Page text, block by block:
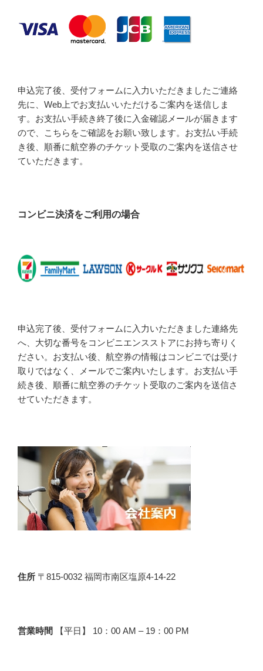
申込完了後、受付フォームに入力いただきましたご連絡
先に、Web上でお支払いいただけるご案内を送信しま
す。お支払い手続き終了後に入金確認メールが届きます
ので、こちらをご確認をお願い致します。お支払い手続
き後、順番に航空券のチケット受取のご案内を送信させ
ていただきます。
コンビニ決済をご利用の場合
申込完了後、受付フォームに入力いただきました連絡先
へ、大切な番号をコンビニエンスストアにお持ち寄りく
ださい。お支払い後、航空券の情報はコンビニでは受け
取りではなく、メールでご案内いたします。お支払い手
続き後、順番に航空券のチケット受取のご案内を送信さ
せていただきます。
住所 〒815-0032 福岡市南区塩原4-14-22
営業時間 【平日】 10：00 AM – 19：00 PM